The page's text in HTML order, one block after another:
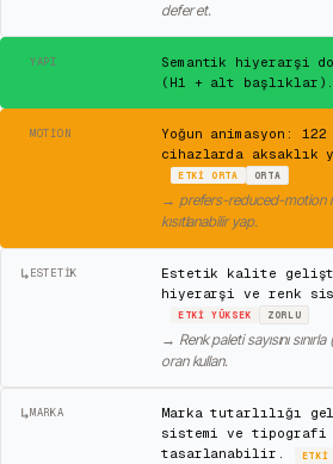
defer et.
YAPI
Semantik hiyerarşi
(H1 + alt başlıklar).
MOTION
Yoğun animasyon:
cihazlarda
ETKIORTA ORTA
→ prefers-reduced-motion
kısıtlanabilir yap.
↳ ESTETIK
Estetik kalite
hiyerarşi ve renk
ETKIYÜKSEK ZORLU
→ Renk paleti sayısını
oran kullan.
↳MARKA
Marka tutarlılığı
sistemi ve tipografi
tasarlanabilir.